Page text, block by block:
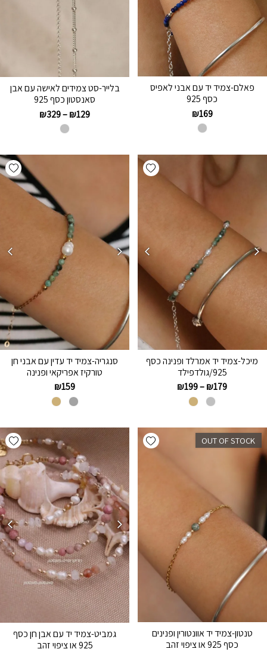
פאלם-צמיד יד עם אבני לאפיס
כסף 925
₪169
בלייר-סט צמידים לאישה עם אבן
סאנסטון כסף 925
₪129
–
₪329
Add wishlist
מיכל-צמיד יד אמרלד ופנינה כסף
925/גולדפילד
₪179
–
₪199
סנגריה-צמיד יד עדין עם אבני חן
טורקיז אפריקאי ופנינה
₪159
Add wishlist OUT OF STOCK
טנטון-צמיד יד אוונטורין ופנינים
כסף 925 או ציפוי זהב
גמביט-צמיד יד עם אבן חן כסף
925 או ציפוי זהב